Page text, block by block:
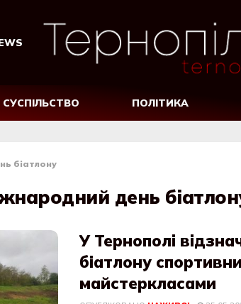
СУСПІЛЬСТВО ПОЛІТИКА
біатлону
день
У Тернополі
біатлону
майстеркласами